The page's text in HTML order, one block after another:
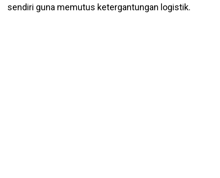
sendiri guna memutus ketergantungan logistik.